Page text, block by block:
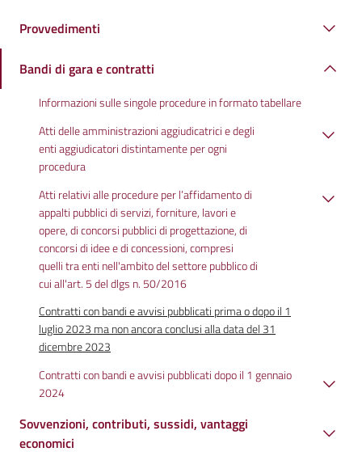
Provvedimenti
Bandi di gara e contratti
Informazioni sulle singole procedure in formato tabellare
Atti delle amministrazioni aggiudicatrici e degli
enti aggiudicatori distintamente per ogni
procedura
Atti relativi alle procedure per l’affidamento di
appalti pubblici di servizi, forniture, lavori e
opere, di concorsi pubblici di progettazione, di
concorsi di idee e di concessioni, compresi
quelli tra enti nell'ambito del settore pubblico di
cui all'art. 5 del dlgs n. 50/2016
Contratti con bandi e avvisi pubblicati prima o dopo il 1
luglio 2023 ma non ancora conclusi alla data del 31
dicembre 2023
Contratti con bandi e avvisi pubblicati dopo il 1 gennaio
2024
Sovvenzioni, contributi, sussidi, vantaggi
economici